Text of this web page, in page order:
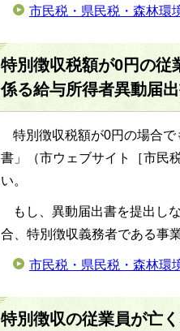
市民税・県民税・森林環
特別徴収税額が0円の従
係る給与所得者異動届
特別徴収税額が0円の場合
書」（市ウェブサイト［市民
い。
もし、異動届出書を提出し
合、特別徴収義務者である事
市民税・県民税・森林環
特別徴収の従業員が亡